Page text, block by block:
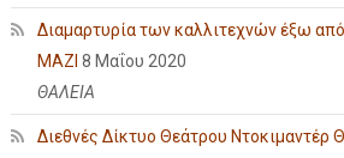
Διαμαρτυρία των καλλιτεχνών έξω
ΜΑΖΙ 8 Μαΐου 2020
ΘΑΛΕΙΑ
Διεθνές Δίκτυο Θεάτρου Ντοκιμαντέρ